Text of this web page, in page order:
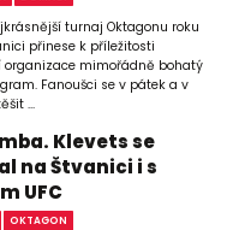
turnaj Oktagonu roku
přinese k příležitosti
organizace mimořádně bohatý
Fanoušci se v pátek a v
...
Klevets se
na Štvanici i s
UFC
OKTAGON